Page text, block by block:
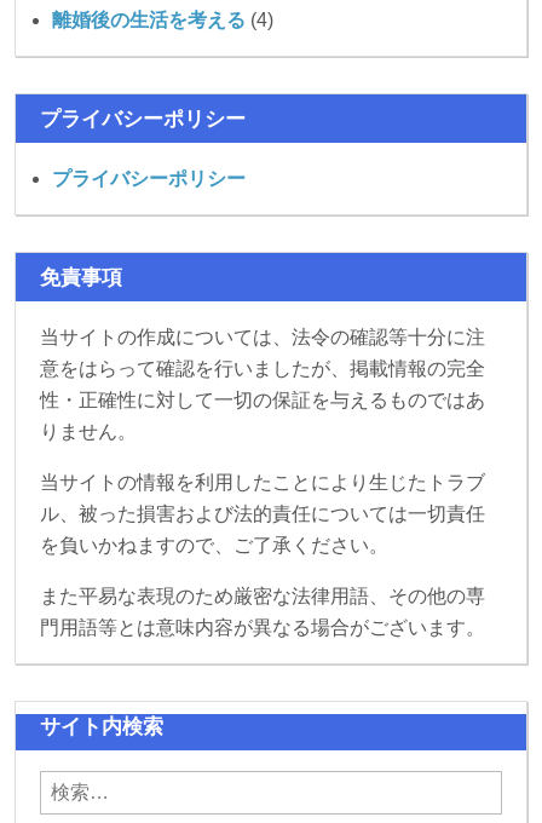
離婚後の生活を考える (4)
プライバシーポリシー
プライバシーポリシー
免責事項
当サイトの作成については、法令の確認等十分に注
意をはらって確認を行いましたが、掲載情報の完全
性・正確性に対して一切の保証を与えるものではあ
りません。
当サイトの情報を利用したことにより生じたトラブ
ル、被った損害および法的責任については一切責任
を負いかねますので、ご了承ください。
また平易な表現のため厳密な法律用語、その他の専
門用語等とは意味内容が異なる場合がございます。
サイト内検索
検索: